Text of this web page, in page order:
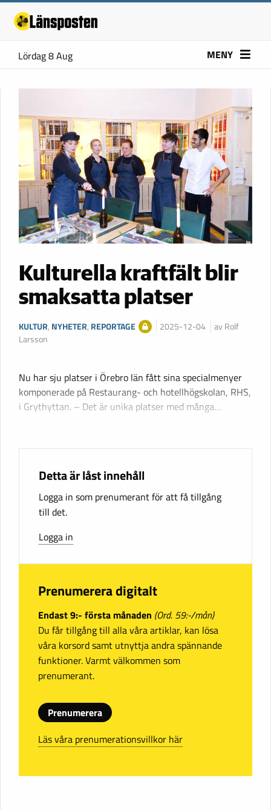
Lördag 8 Aug MENY
Kulturella kraftfält blir
smaksatta platser
KULTUR, NYHETER, REPORTAGE 2025-12-04
av Rolf
Larsson
Nu har sju platser i Örebro län fått sina specialmenyer
komponerade på Restaurang- och hotellhögskolan, RHS,
i Grythyttan. – Det är unika platser med många…
Detta är låst innehåll
Logga in som prenumerant för att få tillgång
till det.
Logga in
Prenumerera digitalt
Endast 9:- första månaden (Ord. 59:-/mån)
Du får tillgång till alla våra artiklar, kan lösa
våra korsord samt utnyttja andra spännande
funktioner. Varmt välkommen som
prenumerant.
Prenumerera
Läs våra prenumerationsvillkor här